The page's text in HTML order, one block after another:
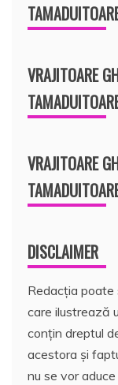
VRAJITOARE
VRAJITOARE
DISCLAIMER
Redacția poate
care ilustrează
conțin dreptul
acestora și
nu se vor